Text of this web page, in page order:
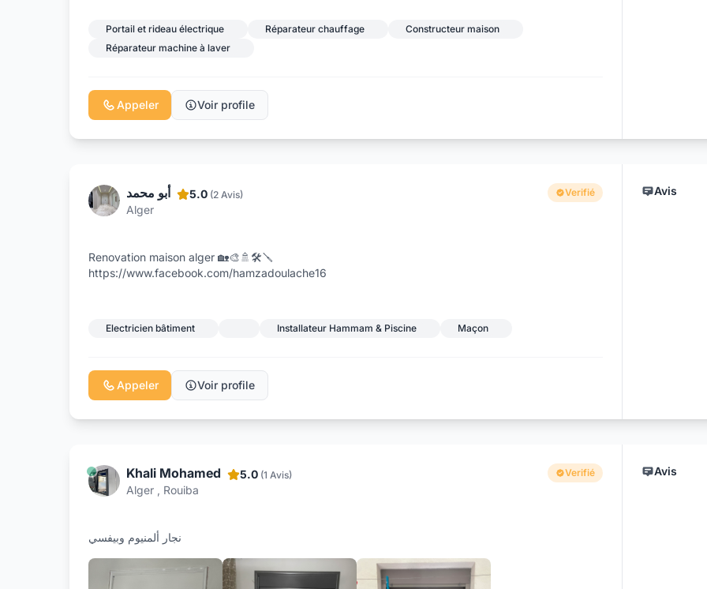
Portail et rideau électrique Réparateur chauffage
Constructeur maison
Réparateur machine à laver
Appeler Voir profile
أبو محمد
Alger
5.0 (2 Avis) Verifié
Renovation maison alger 🏡🎨🚿🛠️🪛
https://www.facebook.com/hamzadoulache16
Electricien bâtiment Installateur Hammam & Piscine Maçon
Appeler Voir profile
Avis
Khali Mohamed
Alger , Rouiba
5.0 (1 Avis) Verifié
نجار ألمنيوم وبيفسي
Avis